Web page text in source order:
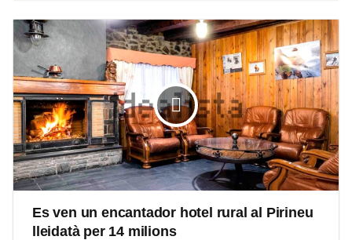
Es ven un encantador hotel rural al Pirineu
lleidatà per 14 milions